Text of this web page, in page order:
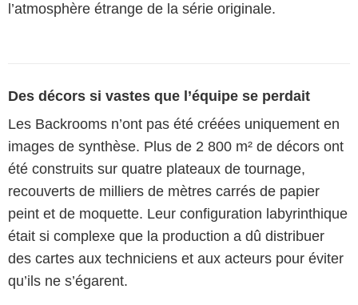
l’atmosphère étrange de la série originale.
Des décors si vastes que l’équipe se perdait
Les Backrooms n’ont pas été créées uniquement en
images de synthèse. Plus de 2 800 m² de décors ont
été construits sur quatre plateaux de tournage,
recouverts de milliers de mètres carrés de papier
peint et de moquette. Leur configuration labyrinthique
était si complexe que la production a dû distribuer
des cartes aux techniciens et aux acteurs pour éviter
qu’ils ne s’égarent.